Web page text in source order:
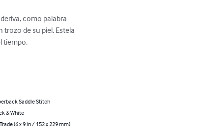
como palabra
de su piel. Estela
tiempo.
Saddle Stitch
& White
(6 x 9 in / 152 x 229 mm)